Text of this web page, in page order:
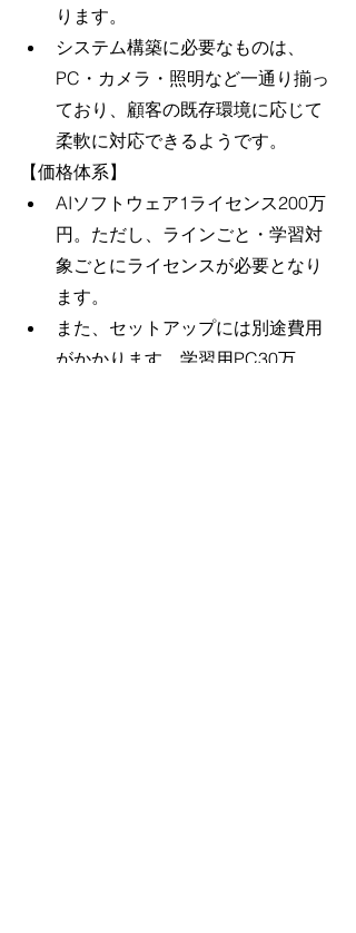
ります。
システム構築に必要なものは、
PC・カメラ・照明など一通り揃っ
ており、顧客の既存環境に応じて
柔軟に対応できるようです。
【価格体系】
AIソフトウェア1ライセンス200万
円。ただし、ラインごと・学習対
象ごとにライセンスが必要となり
ます。
また、セットアップには別途費用
がかかります。学習用PC30万